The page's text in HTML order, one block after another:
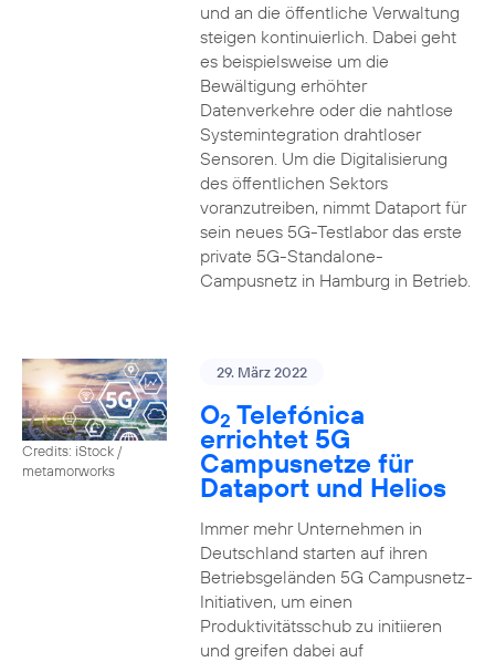
und an die öffentliche Verwaltung
steigen kontinuierlich. Dabei geht
es beispielsweise um die
Bewältigung erhöhter
Datenverkehre oder die nahtlose
Systemintegration drahtloser
Sensoren. Um die Digitalisierung
des öffentlichen Sektors
voranzutreiben, nimmt Dataport für
sein neues 5G-Testlabor das erste
private 5G-Standalone-
Campusnetz in Hamburg in Betrieb.
Credits: iStock /
metamorworks
29. März 2022
O2 Telefónica
errichtet 5G
Campusnetze für
Dataport und Helios
Immer mehr Unternehmen in
Deutschland starten auf ihren
Betriebsgeländen 5G Campusnetz-
Initiativen, um einen
Produktivitätsschub zu initiieren
und greifen dabei auf